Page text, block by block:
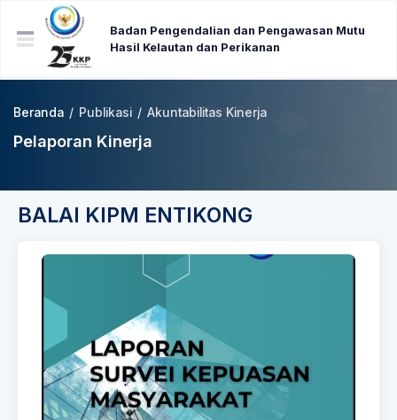
Badan Pengendalian dan Pengawasan Mutu
Hasil Kelautan dan Perikanan
Beranda / Publikasi / Akuntabilitas Kinerja
Pelaporan Kinerja
BALAI KIPM ENTIKONG